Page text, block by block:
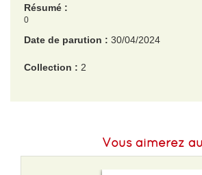
Résumé :
0
Date de parution : 30/04/2024
Collection : 2
Vous aimerez